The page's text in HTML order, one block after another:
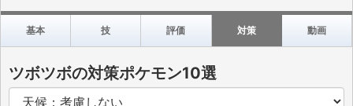
基本 技 評価 対策 動画
ツボツボの対策ポケモン10選